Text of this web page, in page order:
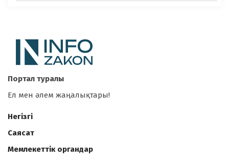
Портал туралы
Ел мен әлем жаңалықтары!
Негізгі
Саясат
Мемлекеттік органдар